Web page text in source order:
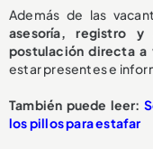
Además de las
asesoría, registro
postulación directa a
estar presentes e
También puede leer:
los pillos para estafar